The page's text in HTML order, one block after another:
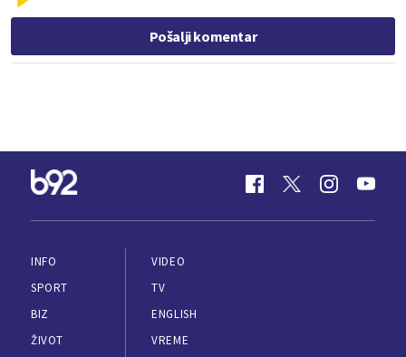
Pošalji komentar
INFO
SPORT
BIZ
ŽIVOT
VIDEO
TV
ENGLISH
VREME